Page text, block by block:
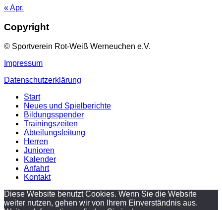
« Apr.
Copyright
© Sportverein Rot-Weiß Werneuchen e.V.
Impressum
Datenschutzerklärung
Start
Neues und Spielberichte
Bildungsspender
Trainingszeiten
Abteilungsleitung
Herren
Junioren
Kalender
Anfahrt
Kontakt
Diese Website benutzt Cookies. Wenn Sie die Website
weiter nutzen, gehen wir von Ihrem Einverständnis aus.